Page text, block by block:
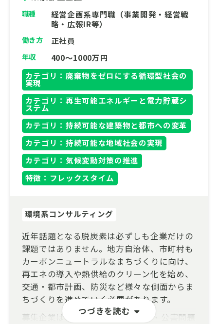
職種
経営企画系専門職（事業開発・経営戦
略・広報IR等）
働き方 正社員
年収
400～1000万円
カテゴリ：廃棄物をゼロにする循環型社会の
実現
カテゴリ：再生可能エネルギーと電力貯蔵シ
ステム
カテゴリ：持続可能な建築物と都市への変革
カテゴリ：持続可能な地域社会の実現
カテゴリ：気候変動対策の推進
特徴：フレックスタイム
つづきを読む
環境系コンサルティング
近年話題となる脱炭素は必ずしも企業だけの
課題ではありません。地方自治体、市町村も
カーボンニュートラルなまちづくりに向け、
再エネの導入や熱供給のクリーン化を始め、
交通・都市計画、防災など様々な側面からま
ちづくりを進めていく必要があります。
募集企業は、1971年に日本の都市・公害問題